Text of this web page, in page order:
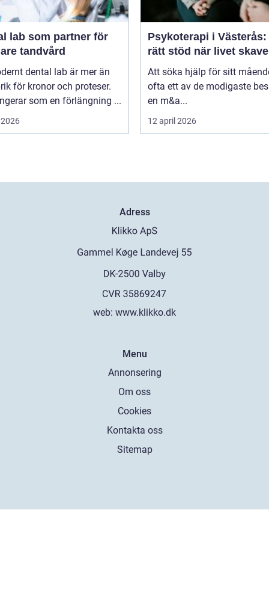
lab som partner för
tandvård
dental lab är mer än
för kronor och proteser.
som en förlängning ...
Psykoterapi i
rätt stöd när livet
Att söka hjälp för sitt
ofta ett av de modigaste
en m&a...
12 april 2026
Adress
web: www.klikko.dk
Menu
Annonsering
Om oss
Cookies
Kontakta oss
Sitemap